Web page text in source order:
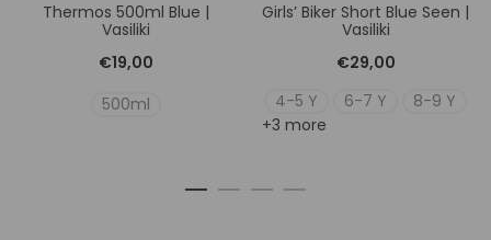
Thermos 500ml Blue |
Vasiliki
€19,00
500ml
Girls’ Biker Short Blue Seen |
Vasiliki
€29,00
4-5 Y
6-7 Y
8-9 Y
+3 more